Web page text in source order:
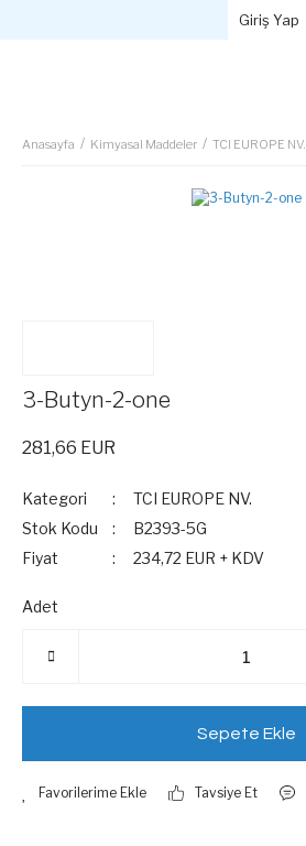
Giriş Yap
Anasayfa Kimyasal Maddeler TCI EUROPE NV.
3-Butyn-2-one
281,66 EUR
Kategori
TCI EUROPE NV.
Stok Kodu
B2393-5G
Fiyat
234,72 EUR + KDV
Adet
Sepete Ekle
Tavsiye Et